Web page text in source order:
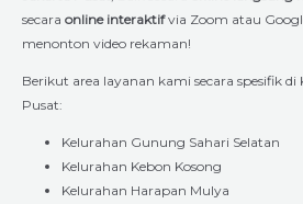
secara online interaktifvia Zoom atau
menonton video rekaman!
Berikut area layanan kami secara spesifik
Pusat:
Kelurahan Gunung Sahari Selatan
Kelurahan Kebon Kosong
Kelurahan Harapan Mulya